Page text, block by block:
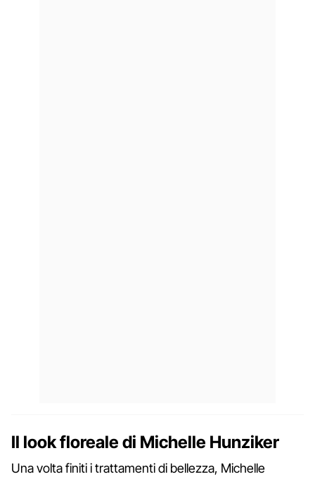
Il look floreale di Michelle Hunziker
Una volta finiti i trattamenti di bellezza, Michelle